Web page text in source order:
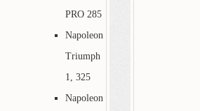
PRO 285
Napoleon
Triumph
1, 325
Napoleon